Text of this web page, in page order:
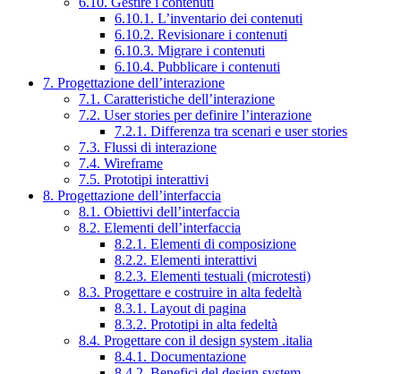
6.10.1. L’inventario dei contenuti
6.10.2. Revisionare i contenuti
6.10.3. Migrare i contenuti
6.10.4. Pubblicare i contenuti
7. Progettazione dell’interazione
7.1. Caratteristiche dell’interazione
7.2. User stories per definire l’interazione
7.2.1. Differenza tra scenari e user stories
7.3. Flussi di interazione
7.4. Wireframe
7.5. Prototipi interattivi
8. Progettazione dell’interfaccia
8.1. Obiettivi dell’interfaccia
8.2. Elementi dell’interfaccia
8.2.1. Elementi di composizione
8.2.2. Elementi interattivi
8.2.3. Elementi testuali (microtesti)
8.3. Progettare e costruire in alta fedeltà
8.3.1. Layout di pagina
8.3.2. Prototipi in alta fedeltà
8.4. Progettare con il design system .italia
8.4.1. Documentazione